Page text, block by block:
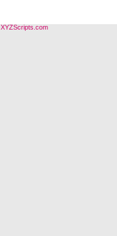
XYZScripts.com